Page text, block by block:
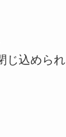
じ込められ